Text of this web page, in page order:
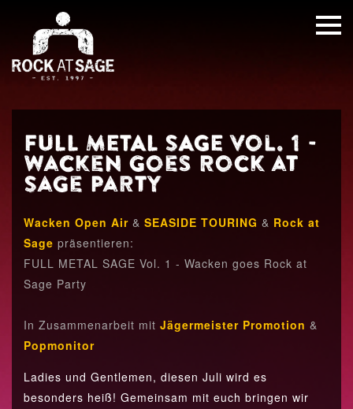
FULL METAL SAGE Vol. 1 -
Wacken goes Rock at
Sage Party
Wacken Open Air & SEASIDE TOURING & Rock at
Sage präsentieren:
FULL METAL SAGE Vol. 1 - Wacken goes Rock at
Sage Party
In Zusammenarbeit mit Jägermeister Promotion &
Popmonitor
Ladies und Gentlemen, diesen Juli wird es
besonders heiß! Gemeinsam mit euch bringen wir